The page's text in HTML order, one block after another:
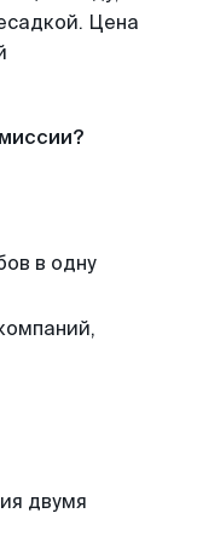
Цена
в одну
двумя